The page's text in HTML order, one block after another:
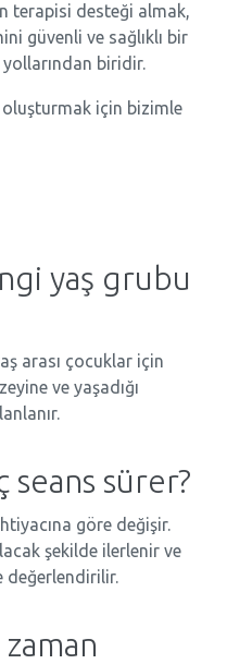
terapisi desteği almak,
güvenli ve sağlıklı bir
biridir.
oluşturmak için bizimle
yaş grubu
arası çocuklar için
ve yaşadığı
seans sürer?
göre değişir.
şekilde ilerlenir ve
değerlendirilir.